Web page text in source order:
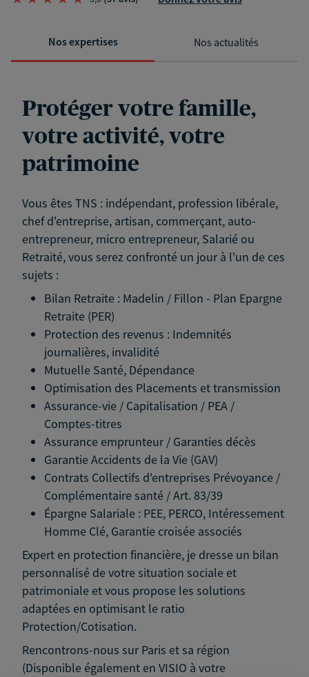
Nos expertises Nos actualités
Protéger votre famille,
votre activité, votre
patrimoine
Vous êtes TNS : indépendant, profession libérale,
chef d'entreprise, artisan, commerçant, auto-
entrepreneur, micro entrepreneur, Salarié ou
Retraité, vous serez confronté un jour à l'un de ces
sujets :
Bilan Retraite : Madelin / Fillon - Plan Epargne
Retraite (PER)
Protection des revenus : Indemnités
journalières, invalidité
Mutuelle Santé, Dépendance
Optimisation des Placements et transmission
Assurance-vie / Capitalisation / PEA /
Comptes-titres
Assurance emprunteur / Garanties décès
Garantie Accidents de la Vie (GAV)
Contrats Collectifs d'entreprises Prévoyance /
Complémentaire santé / Art. 83/39
Épargne Salariale : PEE, PERCO, Intéressement
Homme Clé, Garantie croisée associés
Expert en protection financière, je dresse un bilan
personnalisé de votre situation sociale et
patrimoniale et vous propose les solutions
adaptées en optimisant le ratio
Protection/Cotisation.
Rencontrons-nous sur Paris et sa région
(Disponible également en VISIO à votre